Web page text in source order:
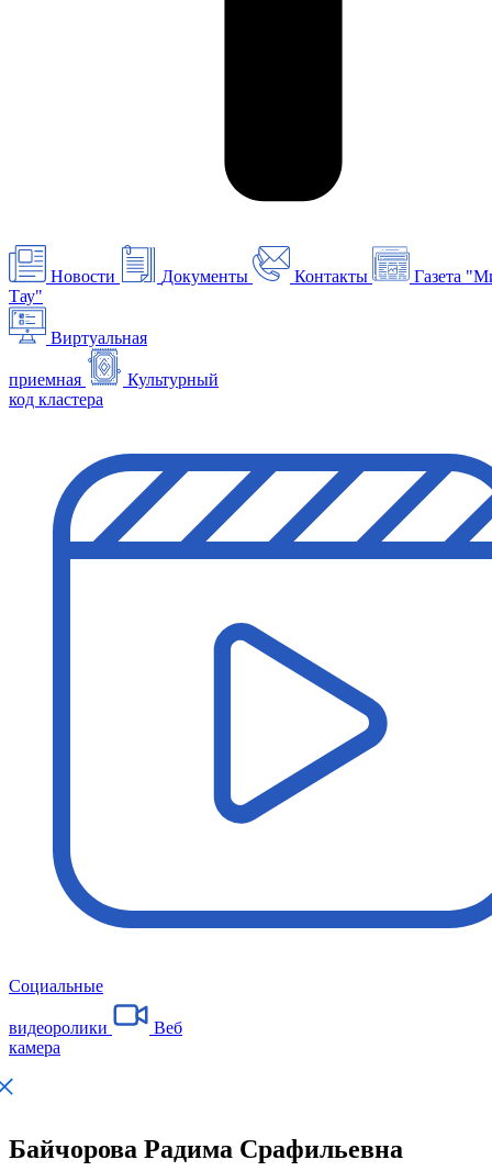
Новости Документы Контакты
Газета
Тау"
Виртуальная
приемная
Культурный
код кластера
Социальные
видеоролики
Веб
камера
Байчорова Радима Срафильевна